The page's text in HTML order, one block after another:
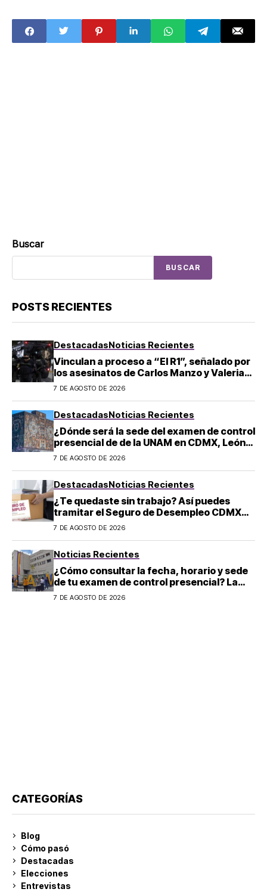
pasos para
obtener un
descuento
políticos de la 4T
supuestamente
ligados al narco
Buscar
BUSCAR
POSTS RECIENTES
DestacadasNoticias Recientes
Vinculan a proceso a “El R1”, señalado por
los asesinatos de Carlos Manzo y Valeria
Márquez
7 DE AGOSTO DE 2026
DestacadasNoticias Recientes
¿Dónde será la sede del examen de control
presencial de de la UNAM en CDMX, León,
Oaxaca y Tijuana?
7 DE AGOSTO DE 2026
DestacadasNoticias Recientes
¿Te quedaste sin trabajo? Así puedes
tramitar el Seguro de Desempleo CDMX
2026: convocatoria y requisitos
7 DE AGOSTO DE 2026
Noticias Recientes
¿Cómo consultar la fecha, horario y sede
de tu examen de control presencial? La
UNAM da pasos a seguir
7 DE AGOSTO DE 2026
CATEGORÍAS
Blog
Cómo pasó
Destacadas
Elecciones
Entrevistas